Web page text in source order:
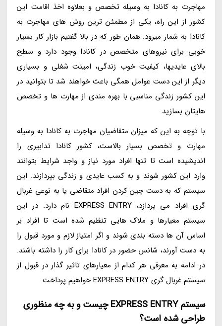
مهاجرت به کانادا به وسیله تخصص و بعلاوه اخذ اقامت این
کشور از این راه، یکی از مطمئن ترین روش های مهاجرت به
کانادا به شمار میرود. همان طور که در بالا گفتیم بازار کار بسیار
خوبی برای نیروهای متخصص در کانادا وجود دارد و سطح
بالای عایدیها، کیفیت خوب زندگی، امینت شغلی و بسیاری
دیگر از این دست عوامل همگی باعث خواهند شد تا بتوانید در
این کشور زندگی مناسبی با بهره مندی از مهارت ها و تخصص
هایتان بسازید.
با توجه به این که میزان متقاضیان مهاجرت به کانادا به وسیله
مهارت و تخصص بسیار بالاست، کشور کانادا تدابیری را
اندیشیده است تا تنها افراد مورد نیاز و واجد شرایط بتوانند
وارد این کشور شوند و به کسب عایدی و زندگی بپردازند. این
سیستم که به دست چین کردن افراد متقاضی یا به نوعی غربال
گری افراد می پردازد، EXPRESS ENTRY نام دارد. در این
سیستم معیارها و ملاک هایی تنظیم شده است تا افراد بر
اساس آن ها دسته بندی شوند و اگر امتیاز لازم و مورد قبول را
به دست آورند، شانس حضور در کانادا برای کار را داشته باشند.
در ادامه به معرفی هر کدام از معیارهای تاثیر گذار در قبول از
سیستم غربال گری EXPRESS ENTRY خواهیم پرداخت.
سیستم EXPRESS ENTRY چیست و به چه منظوری
طراحی شده است؟